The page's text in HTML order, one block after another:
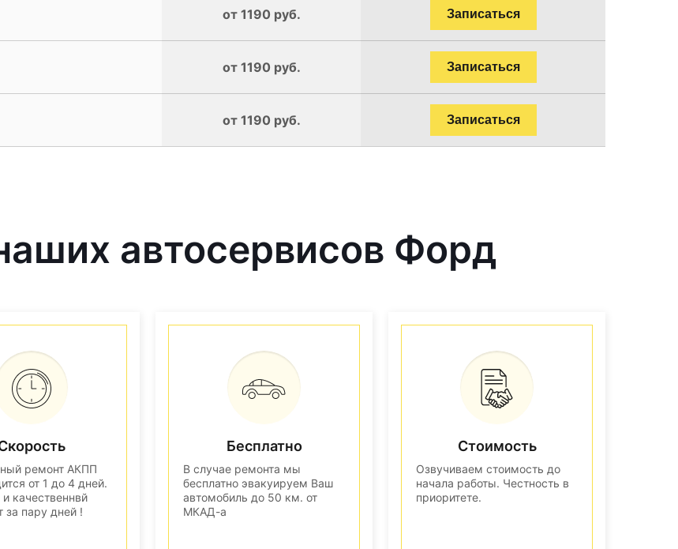
от 1190 руб. Записаться
от 1190 руб. Записаться
от 1190 руб. Записаться
автосервисов Форд
ремонт АКПП
от 1 до 4 дней.
качественнвй
за пару дней !
Бесплатно
В случае ремонта мы
бесплатно эвакуируем Ваш
автомобиль до 50 км. от
МКАД-а
Стоимость
Озвучиваем стоимость до
начала работы. Честность в
приоритете.